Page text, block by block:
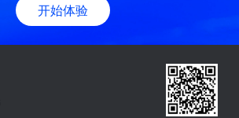
开始体验